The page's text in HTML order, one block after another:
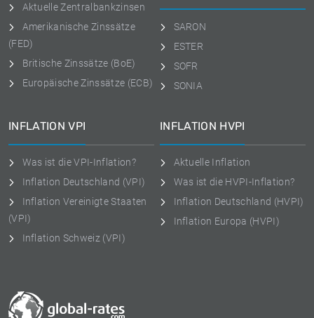
Aktuelle Zentralbankzinsen
Amerikanische Zinssätze
(FED)
Britische Zinssätze (BoE)
Europäische Zinssätze (ECB)
SARON
ESTER
SOFR
SONIA
INFLATION VPI
Was ist die VPI-Inflation?
Inflation Deutschland (VPI)
Inflation Vereinigte Staaten
(VPI)
Inflation Schweiz (VPI)
INFLATION HVPI
Aktuelle Inflation
Was ist die HVPI-Inflation?
Inflation Deutschland (HVPI)
Inflation Europa (HVPI)